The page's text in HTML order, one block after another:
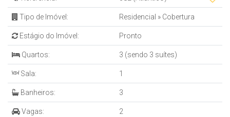
Tipo de Imóvel: Residencial » Cobertura
Estágio do Imóvel: Pronto
Quartos: 3 (sendo 3 suítes)
Sala: 1
Banheiros: 3
Vagas: 2